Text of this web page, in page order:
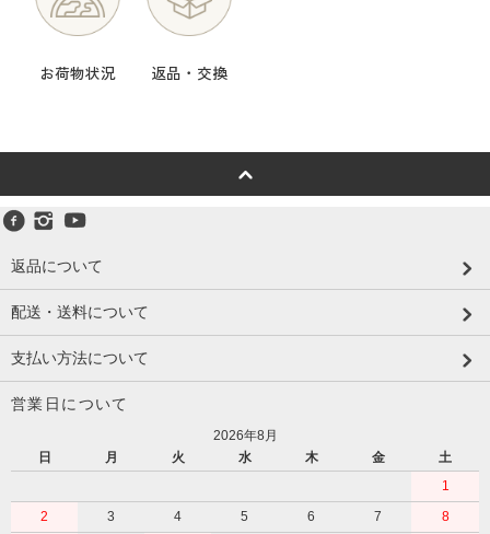
お荷物状況 返品・交換
返品について
配送・送料について
支払い方法について
営業日について
2026年8月
日
月 火 水 木 金
土
1
2
3 4 5 6 7
8